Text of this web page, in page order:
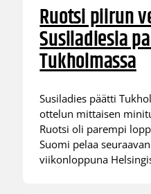
Ruotsi piirun
Susiladiesia
Tukholmassa
Susiladies päätti
ottelun mittaisen
Ruotsi oli parempi
Suomi pelaa
viikonloppuna